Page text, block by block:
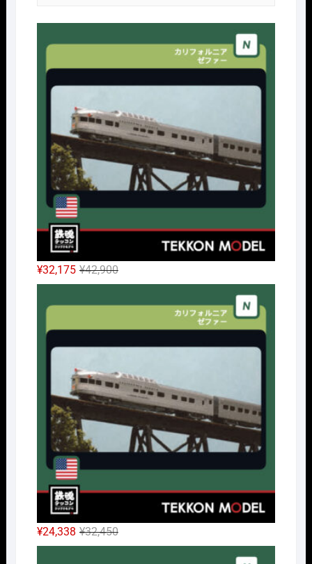
¥42,900元
の
価
で
し
た。
¥32,175
現
在
の
¥32,175
で
す。
¥32,450元
の
¥24,338
現
在